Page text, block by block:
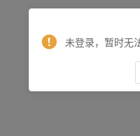
未登录，暂时无